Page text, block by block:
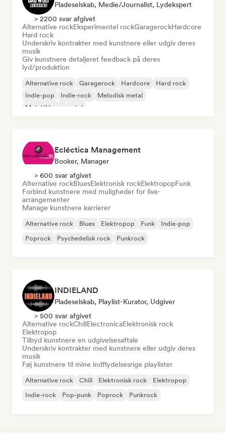
Pladeselskab, Medie/journalist, Lydekspert
> 2200 svar afgivet
Alternative rockEksperimentel rockGaragerockHardcore
Hard rock
Underskriv kontrakter med kunstnere eller udgiv deres
musik
Giv kunstnere detaljeret feedback på deres
lyd/produktion
Alternative rock Garagerock Hardcore
Hard rock
Indie-pop
Indie-rock
Melodisk metal
Metal/Heavy metal
Ecléctica Management
Booker, Manager
> 600 svar afgivet
Alternative rockBluesElektronisk rockElektropopFunk
Forbind kunstnere med muligheder for live-
arrangementer
Manage kunstnere karrierer
Alternative rock Blues Elektropop Funk
Indie-pop
Poprock
Psychedelisk rock Punkrock
INDIELAND
Pladeselskab, Playlist-Kurator, Udgiver
> 500 svar afgivet
Alternative rockChillElectronicaElektronisk rock
Elektropop
Tilbyd kunstnere en udgivelsesaftale
Underskriv kontrakter med kunstnere eller udgiv deres
musik
Føj kunstnere til mine indflydelsesrige playlister
Alternative rock Chill Elektronisk rock
Elektropop
Indie-rock
Pop-punk Poprock Punkrock